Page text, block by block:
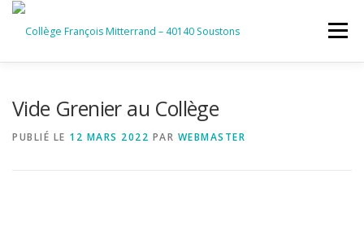
Aller
contenu
Menu
Vide Grenier au Collège
PUBLIÉ LE 12 MARS 2022 PAR WEBMASTER